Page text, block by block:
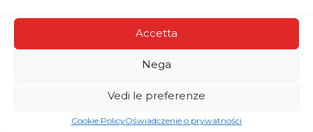
Accetta
Nega
Vedi le preferenze
Cookie PolicyOświadczenie o prywatności
永井隆 原爆の荒野から世界に
「平和」を